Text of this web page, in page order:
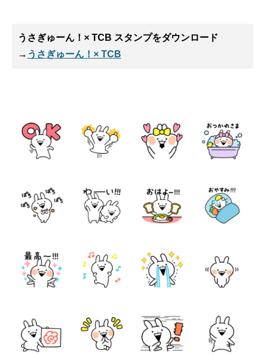
うさぎゅーん！× TCB スタンプをダウンロード
→ うさぎゅーん！× TCB